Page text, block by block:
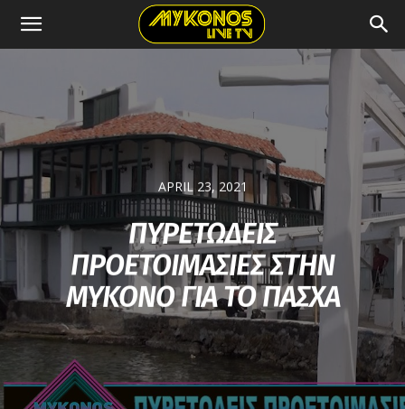
APRIL 23, 2021
ΠΥΡΕΤΩΔΕΙΣ
ΠΡΟΕΤΟΙΜΑΣΙΕΣ ΣΤΗΝ
ΜΥΚΟΝΟ ΓΙΑ ΤΟ ΠΑΣΧΑ